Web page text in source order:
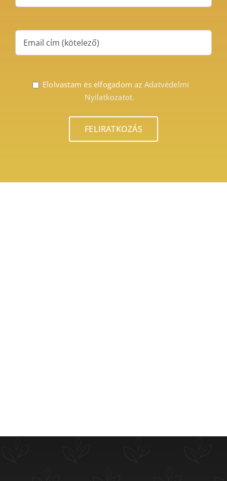
Elolvastam és elfogadom az Adatvédelmi
Nyilatkozatot.